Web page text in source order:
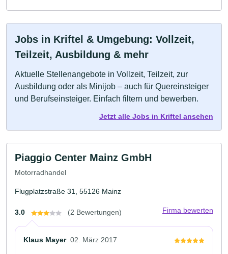
Jobs in Kriftel & Umgebung: Vollzeit,
Teilzeit, Ausbildung & mehr
Aktuelle Stellenangebote in Vollzeit, Teilzeit, zur
Ausbildung oder als Minijob – auch für Quereinsteiger
und Berufseinsteiger. Einfach filtern und bewerben.
Jetzt alle Jobs in Kriftel ansehen
Piaggio Center Mainz GmbH
Motorradhandel
Flugplatzstraße 31, 55126 Mainz
3.0 (2 Bewertungen) Firma bewerten
Klaus Mayer 02. März 2017